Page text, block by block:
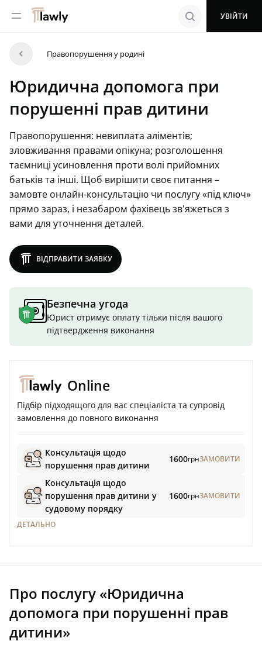
menu search УВІЙТИ
arrowleft Правопорушення у родині
Юридична допомога при
порушенні прав дитини
Правопорушення: невиплата аліментів;
зловживання правами опікуна; розголошення
таємниці усиновлення проти волі прийомних
батьків та інші. Щоб вирішити своє питання –
замовте онлайн-консультацію чи послугу «під ключ»
прямо зараз, і незабаром фахівець зв'яжеться з
вами для уточнення деталей.
lawly ВІДПРАВИТИ ЗАЯВКУ
Безпечна угода
Юрист отримує оплату тільки після вашого
підтвердження виконання
Online
Підбір підходящого для вас спеціаліста та супровід
замовлення до повного виконання
Консультація щодо
порушення прав дитини
1600грнЗАМОВИТИ
Консультація щодо
порушення прав дитини у
судовому порядку
1600грнЗАМОВИТИ
ДЕТАЛЬНО
Про послугу «Юридична
допомога при порушенні прав
дитини»